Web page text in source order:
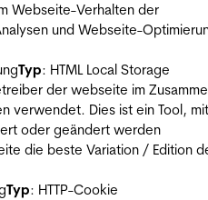
Webseite-Verhalten der
und Webseite-
Typ: HTML Local Storage
der webseite im
verwendet. Dies ist ein Tool,
oder geändert werden
die beste Variation / Edition
Typ: HTTP-Cookie